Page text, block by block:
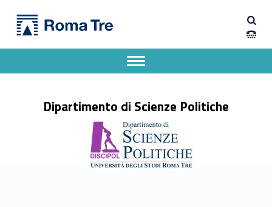
Prof.ssa EMILIA FIANDRA insegnamenti - Dipartimento di Scienze Politiche
Dipartimento di Scienze Politiche
Apri il menu secondario
Header info sidebar